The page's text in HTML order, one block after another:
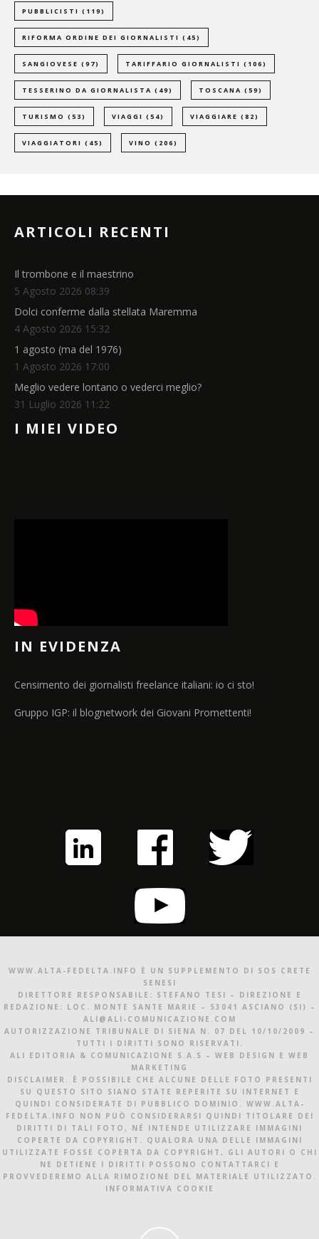
PUBBLICISTI (119)
RIFORMA ORDINE DEI GIORNALISTI (45)
SANGIOVESE (97) TARIFFARIO GIORNALISTI (106)
TESSERINO DA GIORNALISTA (49) TOSCANA (59)
TURISMO (53) VIAGGI (54) VIAGGIARE (82)
VIAGGIATORI (45) VINO (206)
ARTICOLI RECENTI
Il trombone e il maestrino
5 Agosto 2026 08:39
Dolci conferme dalla stellata Maremma
4 Agosto 2026 15:32
1 agosto (ma del 1976)
1 Agosto 2026 17:00
Meglio vedere lontano o vederci meglio?
31 Luglio 2026 11:22
I MIEI VIDEO
IN EVIDENZA
Censimento dei giornalisti freelance italiani: io ci sto!
Gruppo IGP: il blognetwork dei Giovani Promettenti!
WWW.ALTA-FEDELTA.INFO È UN SUPPLEMENTO DI SOS CRETE
SENESI
DIRETTORE RESPONSABILE: STEFANO TESI – DIREZIONE E
REDAZIONE: LOC. MONTE SANTE MARIE – 53041 ASCIANO (SI) –
ALI@ALI-COMUNICAZIONE.COM
AUTORIZZAZIONE TRIBUNALE DI SIENA N. 07 DEL 10/10/2009 –
TUTTI I DIRITTI SONO RISERVATI.
ALI EDITORIA & COMUNICAZIONE S.A.S – WEB DESIGN E WEB
MARKETING
DISCLAIMER. È POSSIBILE CHE ALCUNE DELLE FOTO PRESENTI
SU QUESTO SITO SIANO STATE REPERITE SU INTERNET E
QUINDI CONSIDERATE DI PUBBLICO DOMINIO. WWW.ALTA-
FEDELTA.INFO NON PUÒ CONSIDERARSI QUINDI TITOLARE DEI
DIRITTI DI TALI FOTO, NÉ INTENDE UTILIZZARE IMMAGINI
COPERTE DA COPYRIGHT. QUALORA UNA DELLE IMMAGINI
UTILIZZATE FOSSE COPERTA DA COPYRIGHT, GLI AUTORI O CHI
NE DETIENE I DIRITTI POSSONO CONTATTARCI E
PROVVEDEREMO ALLA RIMOZIONE DEL MATERIALE UTILIZZATO.
INFORMATIVA COOKIE